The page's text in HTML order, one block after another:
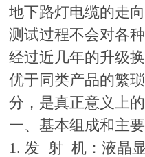
地下路灯电缆的走
测试过程不会对各
经过近几年的升级
优于同类产品的繁
分，是真正意义上
一、基本组成和主
1. 发 射 机：液晶